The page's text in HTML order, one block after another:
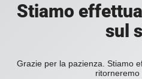
Stiamo
sul
Grazie per la pazienza. Stiamo
ritorneremo